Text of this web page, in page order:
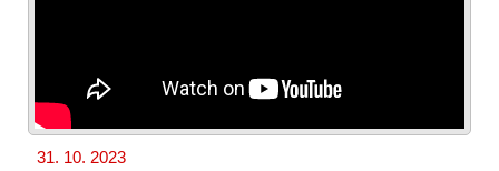
31. 10. 2023